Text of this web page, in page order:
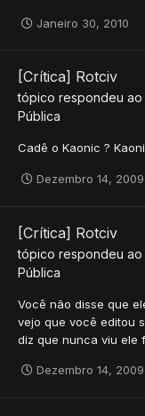
Janeiro 30, 2010
[Crítica] Rotciv
tópico respondeu ao
Pública
Cadê o Kaonic ?
Dezembro 14, 2009
[Crítica] Rotciv
tópico respondeu ao
Pública
Você não disse que
vejo que você editou
diz que nunca viu ele
Dezembro 14, 2009